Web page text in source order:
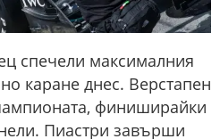
спечели максималния
каране днес. Верстапен
финиширайки
Пиастри завърши